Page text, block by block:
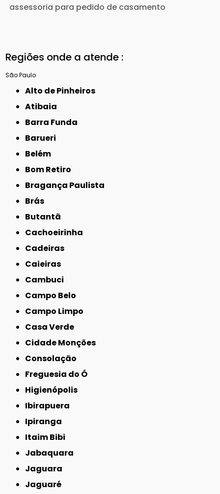
assessoria para pedido de casamento
Regiões onde a atende :
São Paulo
Alto de Pinheiros
Atibaia
Barra Funda
Barueri
Belém
Bom Retiro
Bragança Paulista
Brás
Butantã
Cachoeirinha
Cadeiras
Caieiras
Cambuci
Campo Belo
Campo Limpo
Casa Verde
Cidade Monções
Consolação
Freguesia do Ó
Higienópolis
Ibirapuera
Ipiranga
Itaim Bibi
Jabaquara
Jaguara
Jaguaré